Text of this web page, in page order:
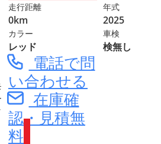
走行距離
0km
年式
2025
カラー
レッド
車検
検無し
電話で問
い合わせる
在庫確
認・見積無
料